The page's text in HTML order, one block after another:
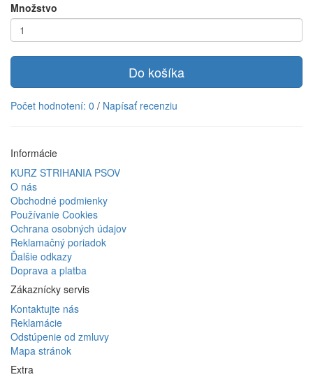
Množstvo
Do košíka
Počet hodnotení: 0 / Napísať recenziu
Informácie
KURZ STRIHANIA PSOV
O nás
Obchodné podmienky
Používanie Cookies
Ochrana osobných údajov
Reklamačný poriadok
Ďalšie odkazy
Doprava a platba
Zákaznícky servis
Kontaktujte nás
Reklamácie
Odstúpenie od zmluvy
Mapa stránok
Extra